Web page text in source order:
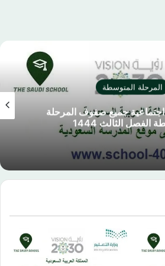
المرحلة المتوسطة
جميع صفوف المرحلة
الفصل الثالث 1444